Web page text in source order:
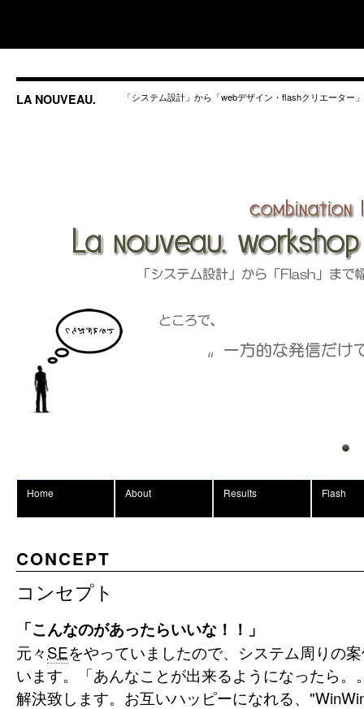
LA NOUVEAU. 「システム設計」から「webデザイン・flashクリエータ
Home About Results Flash
CONCEPT
コンセプト
「こんなのがあったらいいな！！」
元々SEをやっていましたので、システム周りの
います。「あんなことが出来るようになったら。
解決致します。お互いハッピーになれる、